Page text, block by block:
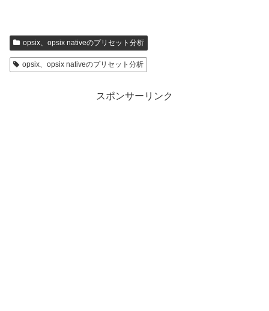
opsix、opsix nativeのプリセット分析
opsix、opsix nativeのプリセット分析
スポンサーリンク